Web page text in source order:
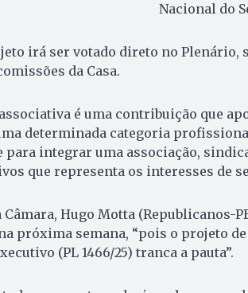
Nacional do
irá ser votado direto no Plenário,
da Casa.
é uma contribuição que
determinada categoria
integrar uma associação,
que representa os interesses de
Câmara, Hugo Motta (Republicanos-
próxima semana, “pois o projeto
(PL 1466/25) tranca a pauta”.